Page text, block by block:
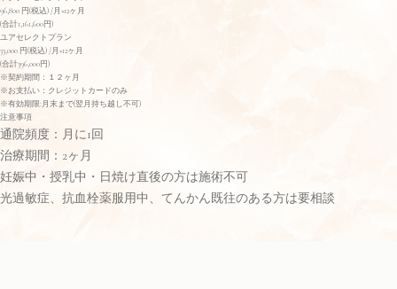
96,800 円(税込)/月×12ヶ月
(合計1,161,600円)
ユアセレクトプラン
33,000 円(税込)/月×12ヶ月
(合計396,000円)
※契約期間：１２ヶ月
※お支払い：クレジットカードのみ
※有効期限:月末まで(翌月持ち越し不可)
注意事項
通院頻度：月に1回
治療期間：2ヶ月
妊娠中・授乳中・日焼け直後の方は施術不可
光過敏症、抗血栓薬服用中、てんかん既往のある方は要相談